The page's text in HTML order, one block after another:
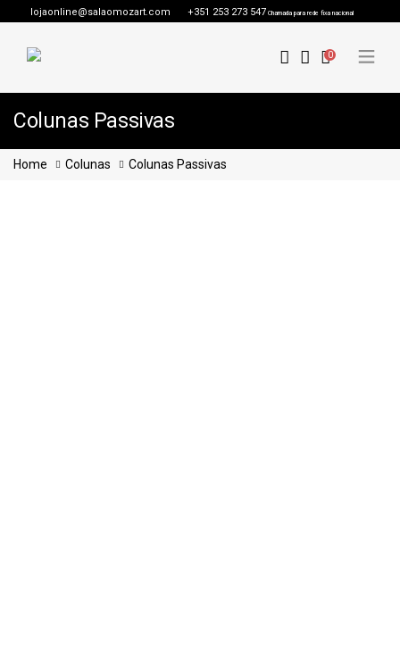
lojaonline@salaomozart.com +351 253 273 547 Chamada para rede fixa nacional
0
Colunas Passivas
Home Colunas Colunas Passivas